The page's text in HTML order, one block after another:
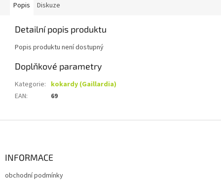
Popis Diskuze
Detailní popis produktu
Popis produktu není dostupný
Doplňkové parametry
Kategorie: kokardy (Gaillardia)
EAN: 69
INFORMACE
obchodní podmínky